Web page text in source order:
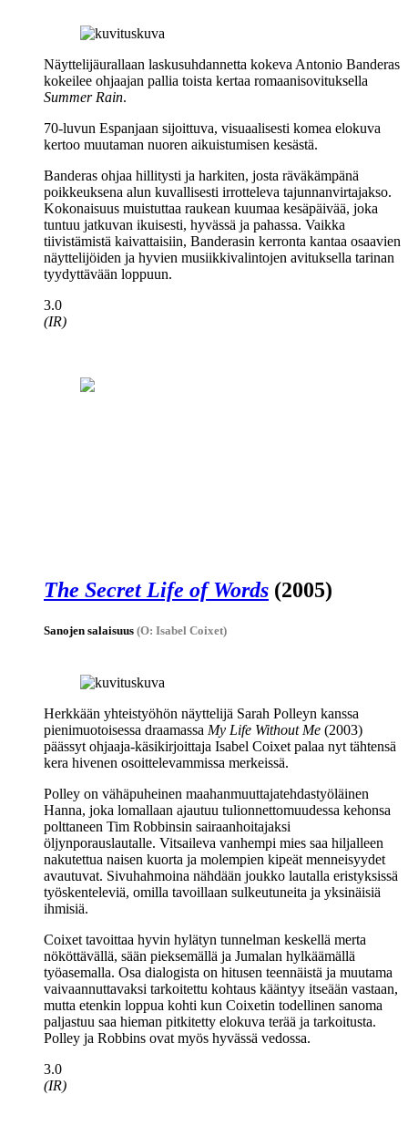
Näyttelijäurallaan laskusuhdannetta kokevaAntonio Banderas
kokeilee ohjaajan pallia toista kertaa romaanisovituksella
Summer Rain.
70‑luvun Espanjaan sijoittuva, visuaalisesti komea elokuva
kertoo muutaman nuoren aikuistumisen kesästä.
Banderas ohjaa hillitysti ja harkiten, josta räväkämpänä
poikkeuksena alun kuvallisesti irrotteleva tajunnanvirtajakso.
Kokonaisuus muistuttaa raukean kuumaa kesäpäivää, joka
tuntuu jatkuvan ikuisesti, hyvässä ja pahassa. Vaikka
tiivistämistä kaivattaisiin, Banderasin kerronta kantaa osaavien
näyttelijöiden ja hyvien musiikkivalintojen avituksella tarinan
tyydyttävään loppuun.
3.0
(IR)
The Secret Life of Words (2005)
Sanojen salaisuus (O: Isabel Coixet)
Herkkään yhteistyöhön näyttelijä Sarah Polleyn kanssa
pienimuotoisessa draamassa My Life Without Me (2003)
päässyt ohjaaja-käsikirjoittaja Isabel Coixet palaa nyt tähtensä
kera hivenen osoittelevammissa merkeissä.
Polley on vähäpuheinen maahanmuuttajatehdastyöläinen
Hanna, joka lomallaan ajautuu tulionnettomuudessa kehonsa
polttaneen Tim Robbinsin sairaanhoitajaksi
öljynporauslautalle. Vitsaileva vanhempi mies saa hiljalleen
nakutettua naisen kuorta ja molempien kipeät menneisyydet
avautuvat. Sivuhahmoina nähdään joukko lautalla eristyksissä
työskenteleviä, omilla tavoillaan sulkeutuneita ja yksinäisiä
ihmisiä.
Coixet tavoittaa hyvin hylätyn tunnelman keskellä merta
nököttävällä, sään pieksemällä ja Jumalan hylkäämällä
työasemalla. Osa dialogista on hitusen teennäistä ja muutama
vaivaannuttavaksi tarkoitettu kohtaus kääntyy itseään vastaan,
mutta etenkin loppua kohti kun Coixetin todellinen sanoma
paljastuu saa hieman pitkitetty elokuva terää ja tarkoitusta.
Polley ja Robbins ovat myös hyvässä vedossa.
3.0
(IR)